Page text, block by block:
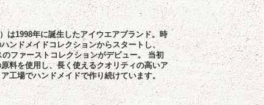
は1998年に誕生したアイウエアブランド。時
ンドメイドコレクションからスタートし、
のファーストコレクションがデビュー。 当初
料を使用し、長く使えるクオリティの高いア
工場でハンドメイドで作り続けています。